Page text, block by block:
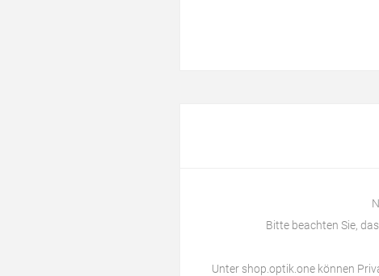
Bitte beachten Sie,
Unter shop.optik.onekönnen